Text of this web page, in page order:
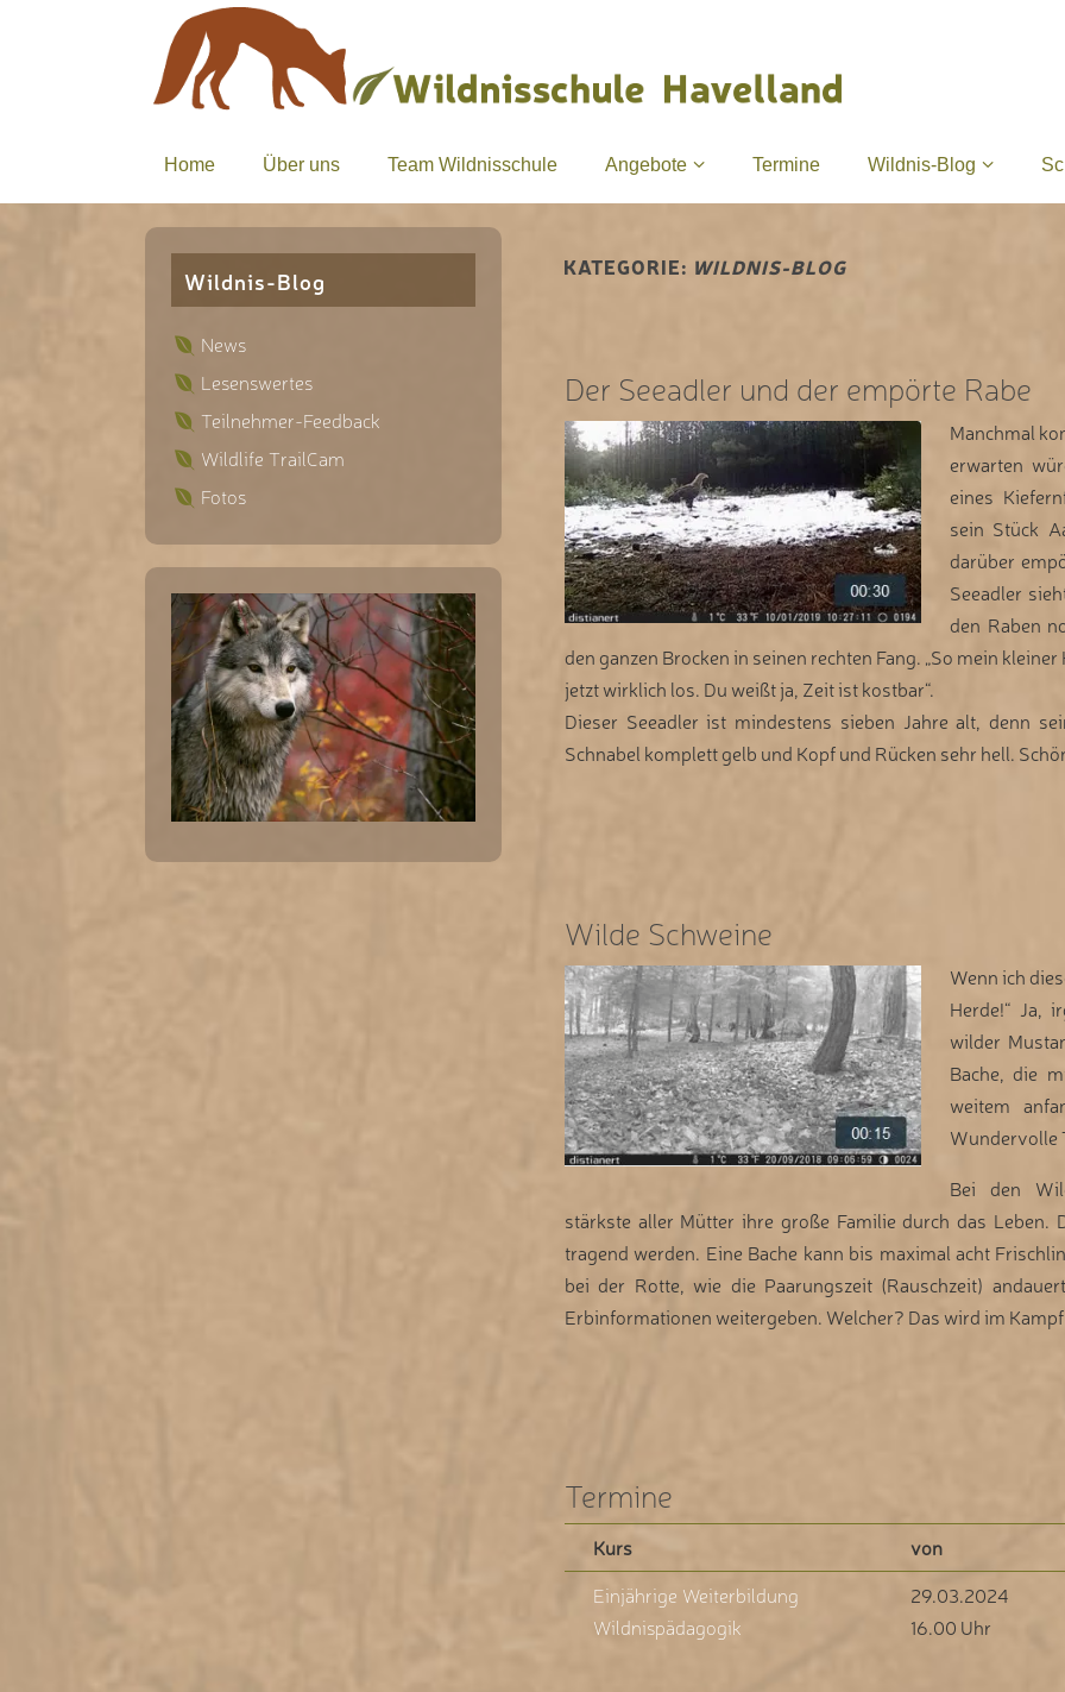
Home Über uns Team Wildnisschule Angebote Termine Wildnis-Blog
KATEGORIE: WILDNIS-BLOG
Der Seeadler und der empörte Rabe
Manchmal
erwarten
eines
sein Stück
darüber
Seeadler
den Raben
den ganzen Brocken in seinen rechten Fang. „So mein
jetzt wirklich los. Du weißt ja, Zeit ist kostbar“.
Dieser Seeadler ist mindestens sieben Jahre alt, denn
Schnabel komplett gelb und Kopf und Rücken sehr hell.
Wilde Schweine
Wenn ich
Herde!“ Ja,
wilder
Bache, die
weitem
Wundervolle
Bei den
stärkste aller Mütter ihre große Familie durch das Leben.
tragend werden. Eine Bache kann bis maximal acht
bei der Rotte, wie die Paarungszeit (Rauschzeit)
Erbinformationen weitergeben. Welcher? Das wird im
Termine
Kurs
von
Einjährige Weiterbildung
Wildnispädagogik
29.03.2024
16.00 Uhr
Wildnis-Blog
News
Lesenswertes
Teilnehmer-Feedback
Wildlife TrailCam
Fotos